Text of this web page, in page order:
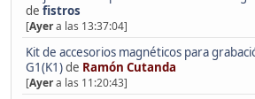
de fistros
[Ayera las 13:37:04]
Kit de accesorios magnéticos para
G1(K1)de Ramón Cutanda
[Ayera las 11:20:43]